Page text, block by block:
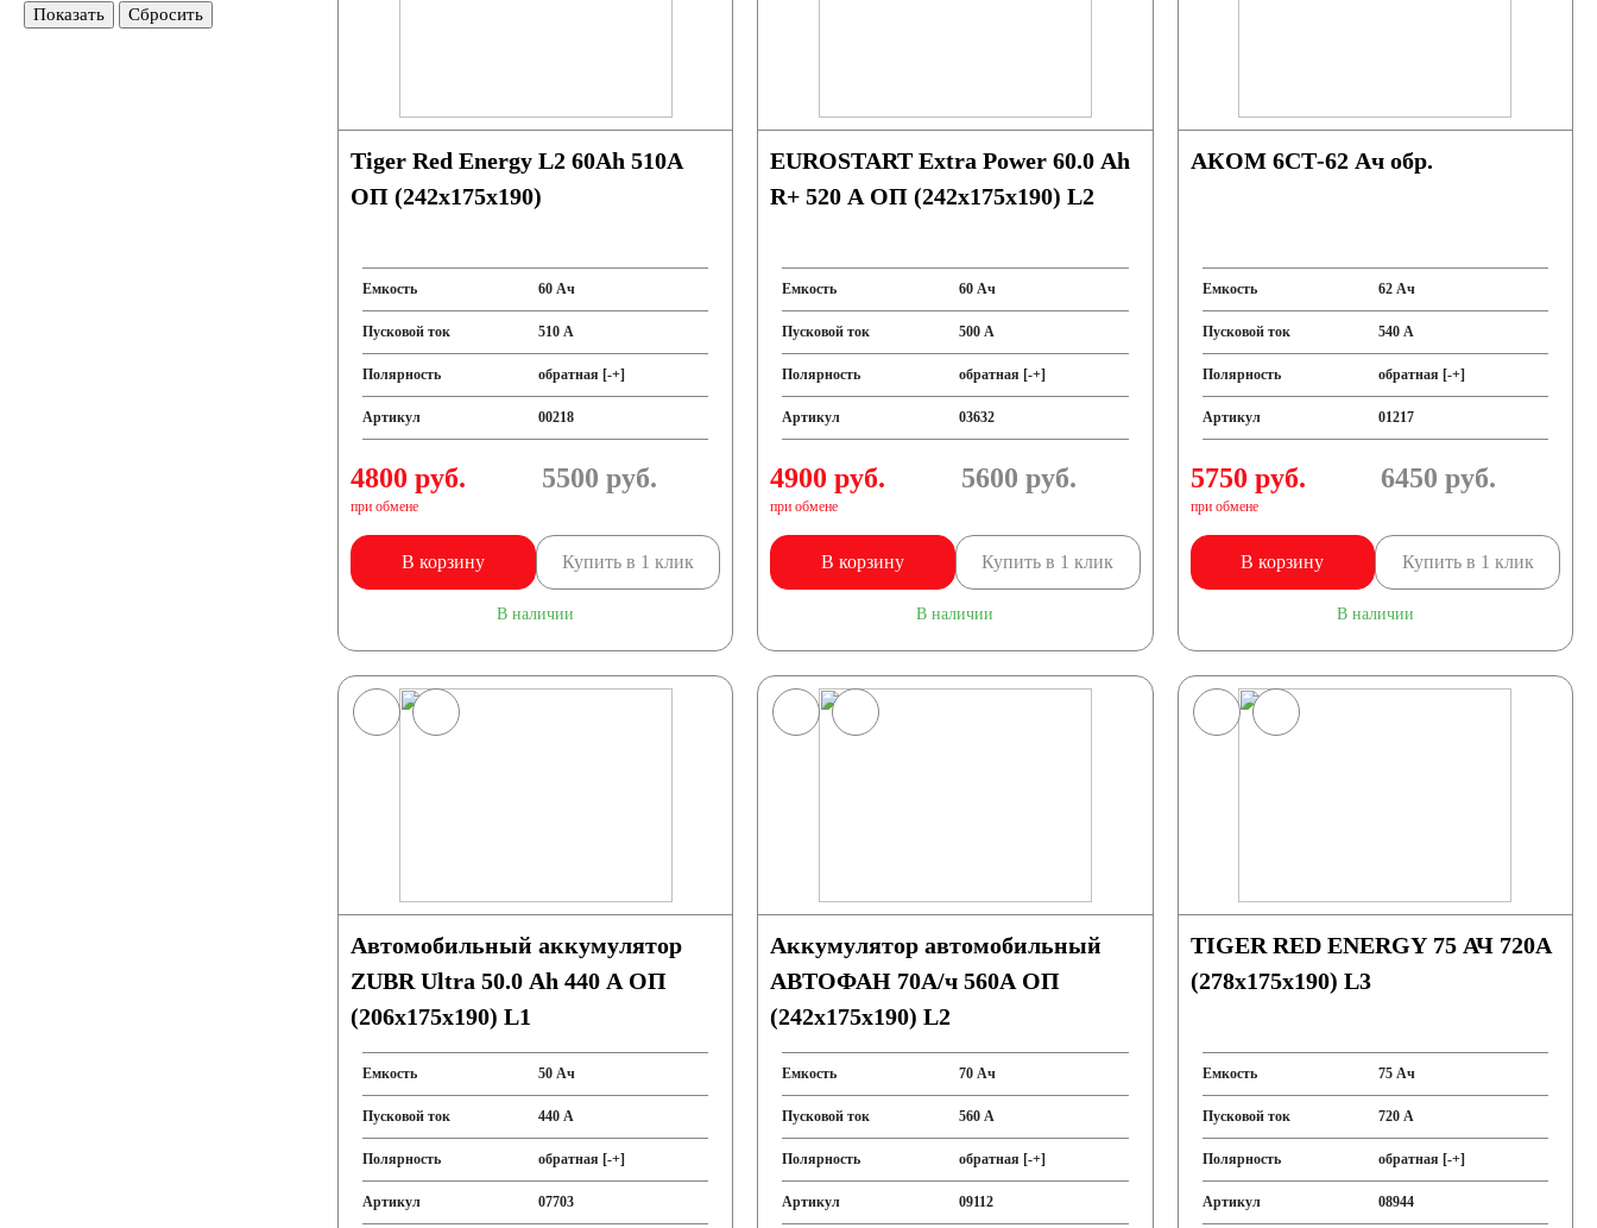
Показать Сбросить
Tiger Red Energy L2 60Ah 510A
ОП (242x175x190)
Емкость 60 Ач
Пусковой ток 510 А
Полярность обратная [-+]
Артикул 00218
4800 руб.
при обмене
5500 руб.
В корзину Купить в 1 клик
В наличии
EUROSTART Extra Power 60.0 Ah
R+ 520 A ОП (242x175x190) L2
Емкость 60 Ач
Пусковой ток 500 А
Полярность обратная [-+]
Артикул 03632
4900 руб.
при обмене
5600 руб.
В корзину Купить в 1 клик
В наличии
АКОМ 6СТ-62 Ач обр.
Емкость 62 Ач
Пусковой ток 540 А
Полярность обратная [-+]
Артикул 01217
5750 руб.
при обмене
6450 руб.
В корзину Купить в 1 клик
В наличии
Автомобильный аккумулятор
ZUBR Ultra 50.0 Ah 440 A ОП
(206x175x190) L1
Емкость 50 Ач
Пусковой ток 440 А
Полярность обратная [-+]
Артикул 07703
Аккумулятор автомобильный
АВТОФАН 70А/ч 560А ОП
(242x175x190) L2
Емкость 70 Ач
Пусковой ток 560 А
Полярность обратная [-+]
Артикул 09112
TIGER RED ENERGY 75 АЧ 720A
(278x175x190) L3
Емкость 75 Ач
Пусковой ток 720 А
Полярность обратная [-+]
Артикул 08944